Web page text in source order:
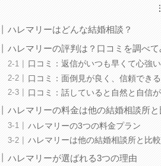
ハレマリーはどんな結婚相談？
ハレマリーの評判は？口コミを調べて
口コミ：返信がいつも早くて心強い
口コミ：面倒見が良く、信頼でき
口コミ：話していると自然と自信
ハレマリーの料金は他の結婚相談所と
ハレマリーの3つの料金プラン
ハレマリーは他の結婚相談所と比
ハレマリーが選ばれる3つの理由